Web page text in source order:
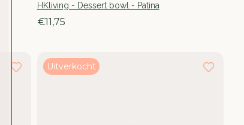
HKliving - Dessert bowl - Patina
€11,75
Uitverkocht